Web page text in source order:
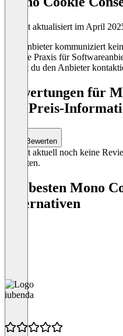
Zuletzt aktualisiert im April
Der Anbieter kommuniziert
übliche Praxis für
kannst du den Anbieter
Bewertungen für
mit Preis-
Bewerten
Es gibt aktuell noch keine
enthalten.
Die besten Mono
Alternativen
iubenda